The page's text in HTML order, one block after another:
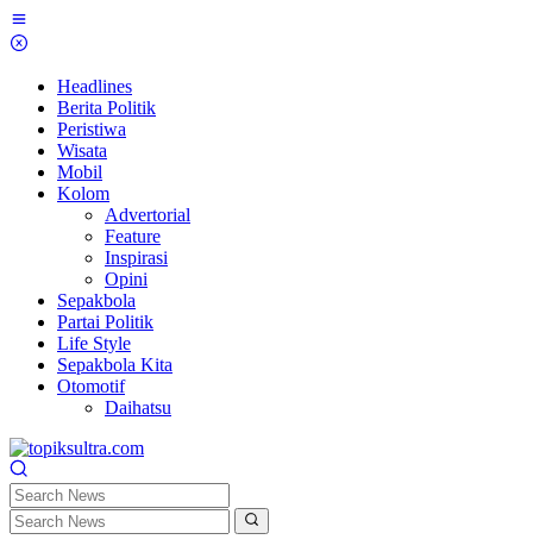
Skip
to
Headlines
Berita Politik
Peristiwa
Wisata
Mobil
Kolom
Advertorial
Feature
Inspirasi
Opini
Sepakbola
Partai Politik
Life Style
Sepakbola Kita
Otomotif
Daihatsu